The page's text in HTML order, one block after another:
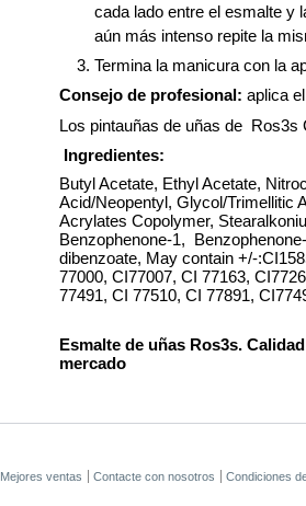
cada lado entre el esmalte y
aún más intenso repite la
Termina la manicura con la
Consejo de profesional: aplica
Los pintauñas de uñas de
Ingredientes:
Butyl Acetate, Ethyl Acetate,
Acid/Neopentyl, Glycol/Trimellitic
Acrylates Copolymer,
Benzophenone-1,
dibenzoate, May contain +/-
77000, CI77007, CI 77163,
77491, CI 77510, CI 77891,
Esmalte de uñas Ros3s.
mercado
Mejores ventas Contacte con nosotros Condiciones